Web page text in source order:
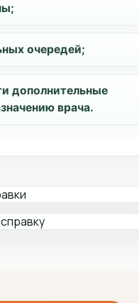
очередей;
дополнительные
врача.